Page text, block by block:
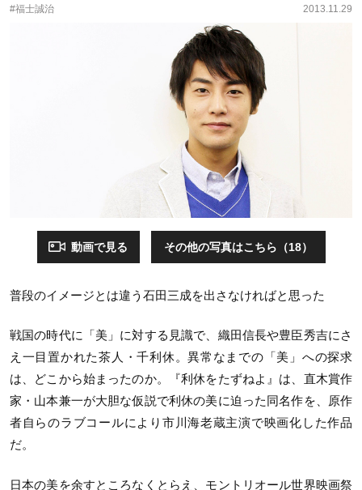
#福士誠治 2013.11.29
動画で見る その他の写真はこちら（18）
普段のイメージとは違う石田三成を出さなければと思った
戦国の時代に「美」に対する見識で、織田信長や豊臣秀吉にさ
え一目置かれた茶人・千利休。異常なまでの「美」への探求
は、どこから始まったのか。『利休をたずねよ』は、直木賞作
家・山本兼一が大胆な仮説で利休の美に迫った同名作を、原作
者自らのラブコールにより市川海老蔵主演で映画化した作品
だ。
日本の美を余すところなくとらえ、モントリオール世界映画祭